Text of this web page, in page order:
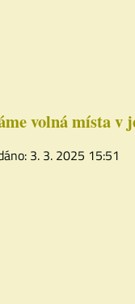
volná místa v
3. 3. 2025 15:51